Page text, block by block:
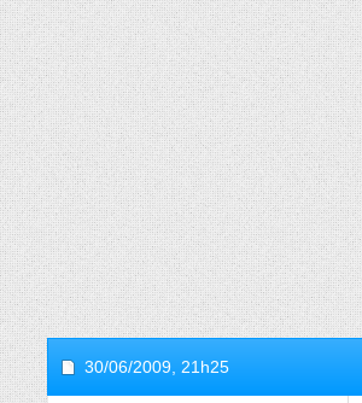
30/06/2009, 21h25